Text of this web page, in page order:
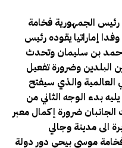
الجمهورية فخامة
إماراتيا يقوده رئيس
احمد بن سليمان وتحدث
البلدين وضرورة تفعيل
العالمية والذي سيفتح
بدء الوجه الثاني من
ضرورة إكمال معبر
الى مدينة وجالي
موسى بيحي دور دولة